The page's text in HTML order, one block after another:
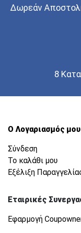
Δωρεάν
8
Ο Λογαριασμός μου
Σύνδεση
Το καλάθι μου
Εξέλιξη
Εταιρικές
Εφαρμογή